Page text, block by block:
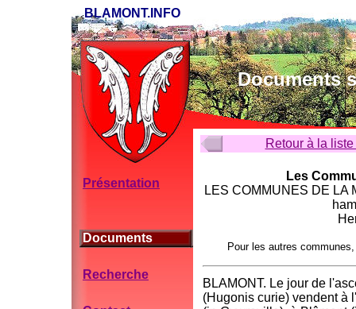
BLAMONT.INFO
Documents
Présentation
Documents
Recherche
Retour à la
Les
LES COMMUNES DE LA
Pour les autres
BLAMONT. Le jour de
(Hugonis curie) vendent à